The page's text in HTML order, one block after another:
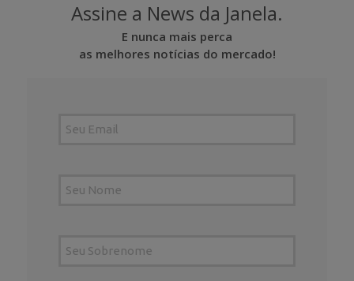
Assine a News da Janela.
E nunca mais perca
as melhores notícias do mercado!